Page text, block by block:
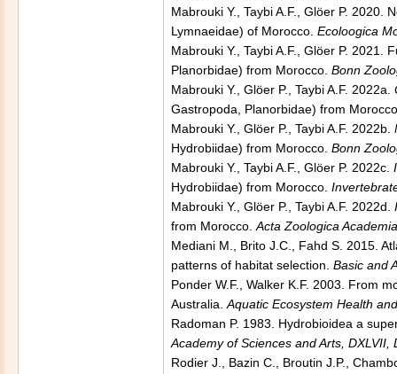
Mabrouki Y., Taybi A.F., Glöer P.
Lymnaeidae) of Morocco. Ecoloogica
Mabrouki Y., Taybi A.F., Glöer P.
Planorbidae) from Morocco. Bonn
Mabrouki Y., Glöer P., Taybi A.F. 2022a.
Gastropoda, Planorbidae) from
Mabrouki Y., Glöer P., Taybi A.F. 2022b.
Hydrobiidae) from Morocco. Bonn
Mabrouki Y., Taybi A.F., Glöer P. 2022c.
Hydrobiidae) from Morocco.
Mabrouki Y., Glöer P., Taybi A.F. 2022d.
from Morocco. Acta Zoologica
Mediani M., Brito J.C., Fahd S. 2015.
patterns of habitat selection. Basic and
Ponder W.F., Walker K.F. 2003. From
Australia. Aquatic Ecosystem Health
Radoman P. 1983. Hydrobioidea a
Academy of Sciences and Arts, DXLVII,
Rodier J., Bazin C., Broutin J.P.,